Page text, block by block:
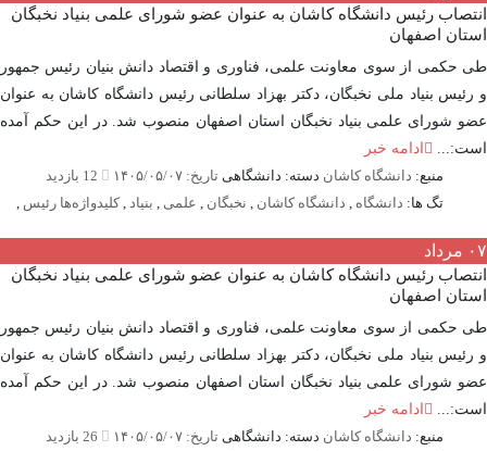
رئیس دانشگاه کاشان به عنوان عضو شورای علمی بنیاد نخبگان
اصفهان
حکمی از سوی معاونت علمی، فناوری و اقتصاد دانش بنیان رئیس جمهور
بنیاد ملی نخبگان، دکتر بهزاد سلطانی رئیس دانشگاه کاشان به عنوان
شورای علمی بنیاد نخبگان استان اصفهان منصوب شد. در این حکم آمده
ادامه خبر
منبع:دانشگاه کاشان دسته: دانشگاهیتاریخ: ۱۴۰۵/۰۵/۰۷
12 بازدید
تگ ها:دانشگاه,دانشگاه کاشان,نخبگان,علمی, بنیاد,کلیدواژه‌ها رئیس,
مرداد
رئیس دانشگاه کاشان به عنوان عضو شورای علمی بنیاد نخبگان
اصفهان
حکمی از سوی معاونت علمی، فناوری و اقتصاد دانش بنیان رئیس جمهور
بنیاد ملی نخبگان، دکتر بهزاد سلطانی رئیس دانشگاه کاشان به عنوان
شورای علمی بنیاد نخبگان استان اصفهان منصوب شد. در این حکم آمده
ادامه خبر
منبع:دانشگاه کاشان دسته: دانشگاهیتاریخ: ۱۴۰۵/۰۵/۰۷
26 بازدید